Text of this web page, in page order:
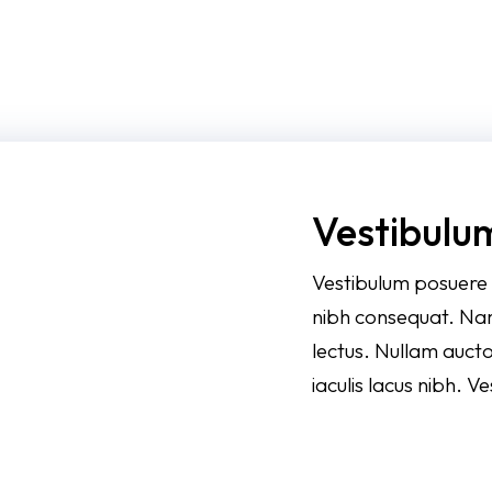
Vestibulum
nibh consequat.
lectus. Nullam
iaculis lacus nibh.